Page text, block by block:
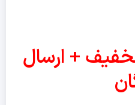
تخفیف + ارسال